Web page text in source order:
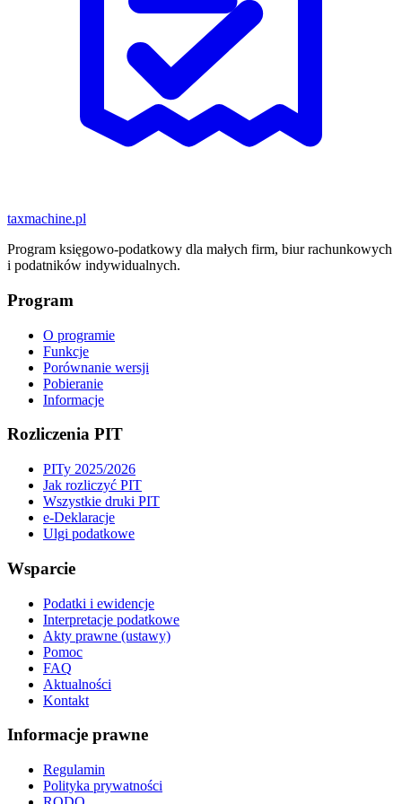
taxmachine.pl
Program księgowo-podatkowy dla małych firm, biur rachunkowych
i podatników indywidualnych.
Program
O programie
Funkcje
Porównanie wersji
Pobieranie
Informacje
Rozliczenia PIT
PITy 2025/2026
Jak rozliczyć PIT
Wszystkie druki PIT
e-Deklaracje
Ulgi podatkowe
Wsparcie
Podatki i ewidencje
Interpretacje podatkowe
Akty prawne (ustawy)
Pomoc
FAQ
Aktualności
Kontakt
Informacje prawne
Regulamin
Polityka prywatności